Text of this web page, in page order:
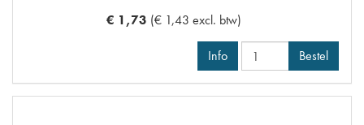
€ 1,73 (€ 1,43 excl. btw)
Info Bestel